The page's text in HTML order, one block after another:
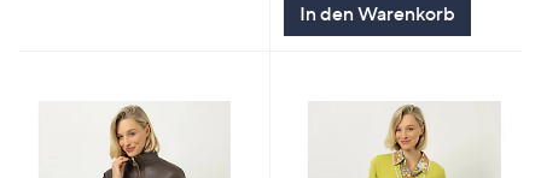
In den Warenkorb